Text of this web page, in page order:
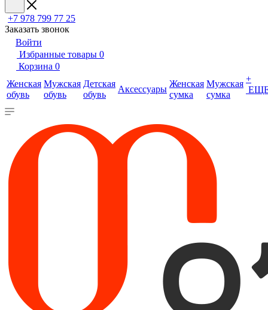
+7 978 799 77 25
Заказать звонок
Войти
Избранные товары 0
Корзина 0
Женская
обувь
Мужская
обувь
Детская
обувь
Аксессуары
Женская
сумка
Мужская
сумка
+